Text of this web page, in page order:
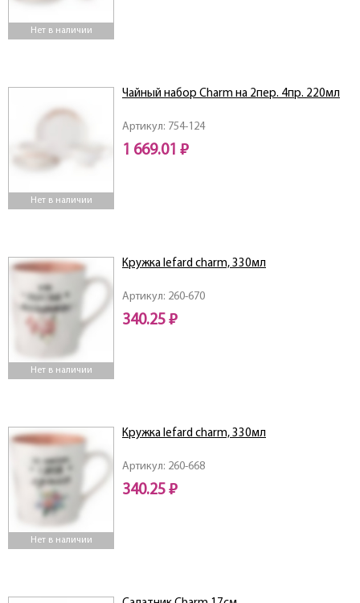
Нет в наличии
Нет в наличии
Артикул: 754-124
Чайный набор Charm на 2пер. 4пр. 220мл
1 669.01 ₽
Нет в наличии
Артикул: 260-670
Кружка lefard charm, 330мл
340.25 ₽
Нет в наличии
Артикул: 260-668
Кружка lefard charm, 330мл
340.25 ₽